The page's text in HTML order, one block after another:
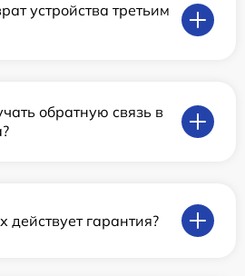
устройства третьим
обратную связь в
действует гарантия?